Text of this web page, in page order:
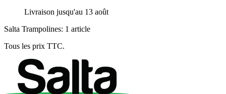
Livraison jusqu'au 13 août
Salta Trampolines: 1 article
Tous les prix TTC.